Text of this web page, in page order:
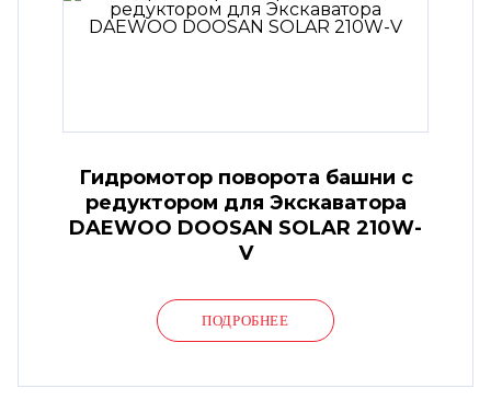
Гидромотор поворота башни с
редуктором для Экскаватора
DAEWOO DOOSAN SOLAR 210W-
V
ПОДРОБНЕЕ